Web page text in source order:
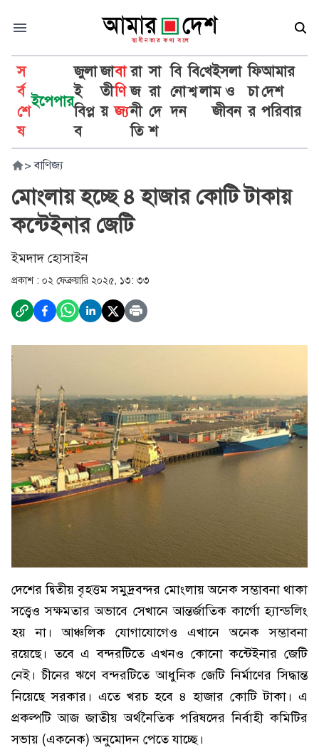
স
র্ব
শে
ষ
ইপেপার
জুলা
ই
বিপ্ল
ব
জা
তী
য়
বা
ণি
জ্য
রা
জ
নী
তি
সা
রা
দে
শ
বি
নো
দন
বি
শ্ব
খে
লা
ইসলা
ম ও
জীবন
ফি
চা
র
আমার
দেশ
পরিবার
> বাণিজ্য
মোংলায় হচ্ছে ৪ হাজার কোটি টাকায়
কন্টেইনার জেটি
ইমদাদ হোসাইন
প্রকাশ : ০২ ফেব্রুয়ারি ২০২৫, ১৩: ৩৩
দেশের দ্বিতীয় বৃহত্তম সমুদ্রবন্দর মোংলায় অনেক সম্ভাবনা থাকা
সত্ত্বেও সক্ষমতার অভাবে সেখানে আন্তর্জাতিক কার্গো হ্যান্ডলিং
হয় না। আঞ্চলিক যোগাযোগেও এখানে অনেক সম্ভাবনা
রয়েছে। তবে এ বন্দরটিতে এখনও কোনো কন্টেইনার জেটি
নেই। চীনের ঋণে বন্দরটিতে আধুনিক জেটি নির্মাণের সিদ্ধান্ত
নিয়েছে সরকার। এতে খরচ হবে ৪ হাজার কোটি টাকা। এ
প্রকল্পটি আজ জাতীয় অর্থনৈতিক পরিষদের নির্বাহী কমিটির
সভায় (একনেক) অনুমোদন পেতে যাচ্ছে।